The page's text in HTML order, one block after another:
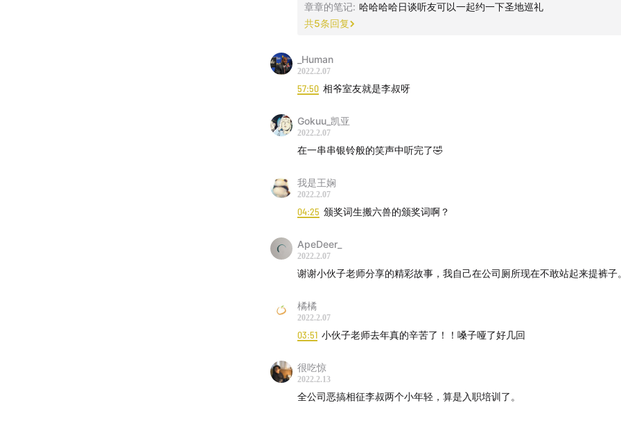
章章的笔记: 哈哈哈哈日谈听友可以一起约一下圣地巡礼
共5条回复
_Human
2022.2.07
57:50 相爷室友就是李叔呀
Gokuu_凯亚
2022.2.07
在一串串银铃般的笑声中听完了🤣
我是王娴
2022.2.07
04:25 颁奖词生搬六兽的颁奖词啊？
ApeDeer_
2022.2.07
谢谢小伙子老师分享的精彩故事，我自己在公司厕所现在不敢站起来提裤子。
橘橘
2022.2.07
03:51 小伙子老师去年真的辛苦了！！嗓子哑了好几回
很吃惊
2022.2.13
全公司恶搞相征李叔两个小年轻，算是入职培训了。